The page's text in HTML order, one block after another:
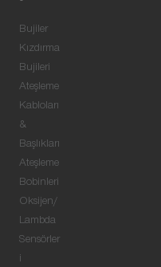
Bujiler
Kızdırma
Bujileri
Ateşleme
Kabloları
&
Başlıkları
Ateşleme
Bobinleri
Oksijen/
Lambda
Sensörler
i